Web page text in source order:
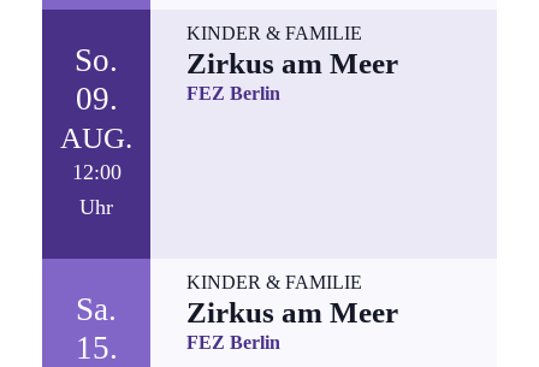
So.
09.
AUG.
12:00
Uhr
KINDER & FAMILIE
Zirkus am Meer
FEZ Berlin
Sa.
15.
KINDER & FAMILIE
Zirkus am Meer
FEZ Berlin